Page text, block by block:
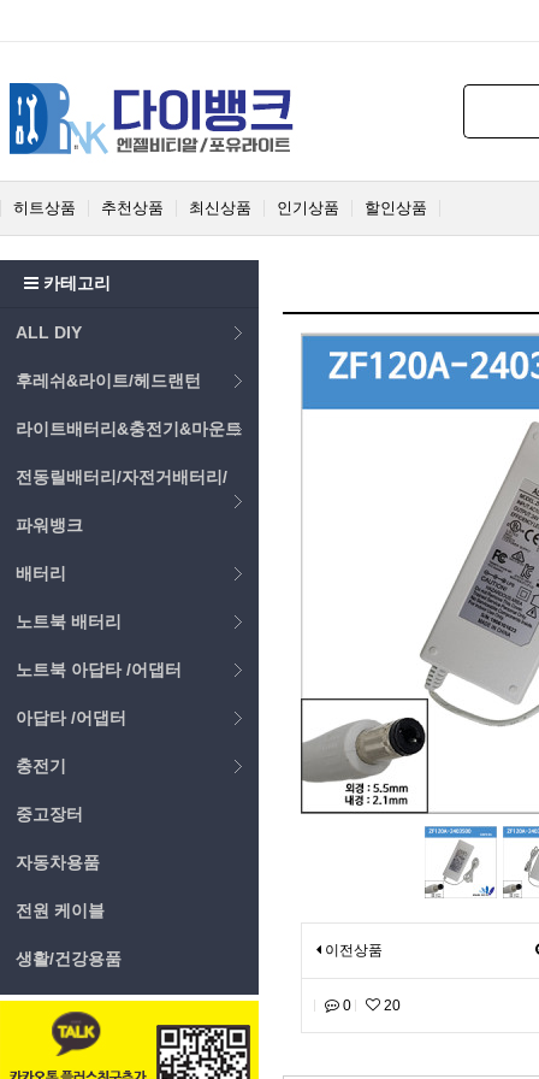
히트상품 추천상품 최신상품 인기상품 할인상품
카테고리
ALL DIY
후레쉬&라이트/헤드랜턴
라이트배터리&충전기&마운트
전동릴배터리/자전거배터리/
파워뱅크
배터리
노트북 배터리
노트북 아답타 /어댑터
아답타 /어댑터
충전기
중고장터
자동차용품
전원 케이블
생활/건강용품 이전상품
0 20